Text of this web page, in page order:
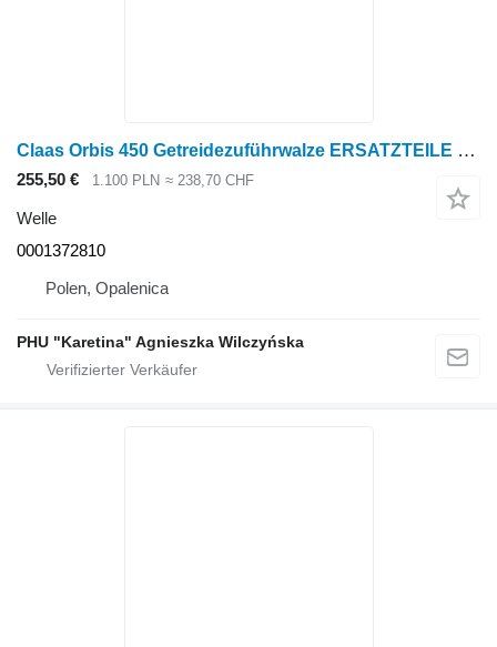
Claas Orbis 450 Getreidezuführwalze ERSATZTEILE 0001372810 00 0137 2 Welle für Claas Orbis 450 Rotations-Pflückvorsatz
255,50 € 1.100 PLN ≈ 238,70 CHF
Welle
0001372810
Polen, Opalenica
PHU "Karetina" Agnieszka Wilczyńska